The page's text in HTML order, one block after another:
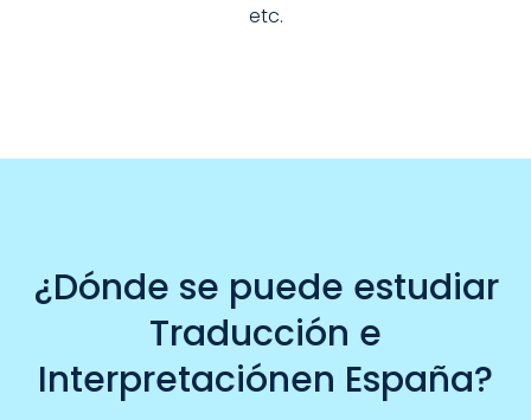
etc.
¿Dónde se puede estudiar
Traducción e
Interpretaciónen España?